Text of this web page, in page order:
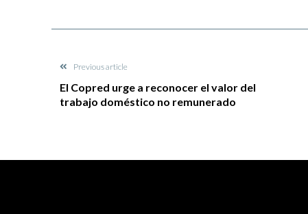
Previous article
El Copred urge a reconocer el valor del
trabajo doméstico no remunerado